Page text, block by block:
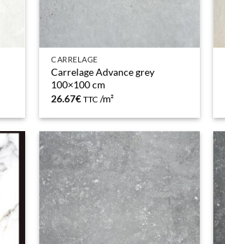
CARRELAGE
Carrelage Advance grey
100×100 cm
26.67€ TTC /m²